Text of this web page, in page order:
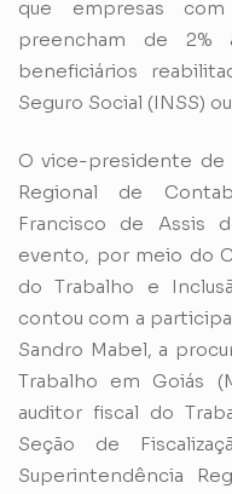
que empresas
preencham de
beneficiários
Seguro Social (INSS)
O vice-presidente de
Regional de
Francisco de Assis
evento, por meio do
do Trabalho e
contou com a
Sandro Mabel, a
Trabalho em Goiás
auditor fiscal do
Seção de
Superintendência